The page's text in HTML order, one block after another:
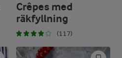
Crêpes med
räkfyllning
(117)